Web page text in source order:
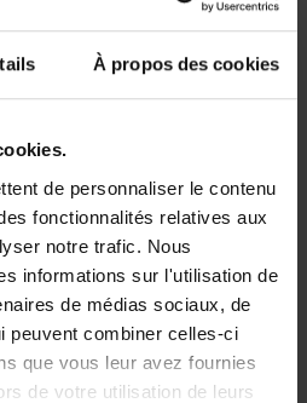
À propos des cookies
de personnaliser le contenu
fonctionnalités relatives aux
notre trafic. Nous
informations sur l'utilisation de
de médias sociaux, de
peuvent combiner celles-ci
que vous leur avez fournies
de votre utilisation de leurs